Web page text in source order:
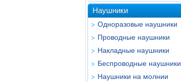
Наушники
Одноразовые наушники
Проводные наушники
Накладные наушники
Беспроводные наушники
Наушники на молнии